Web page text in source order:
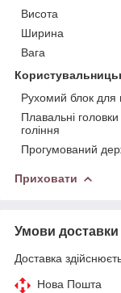
Висота
Ширина
Вага
Рухомий блок для
Плавальні
гоління
Прогумований
Приховати
Умови доставки
Доставка
Нова Пошта